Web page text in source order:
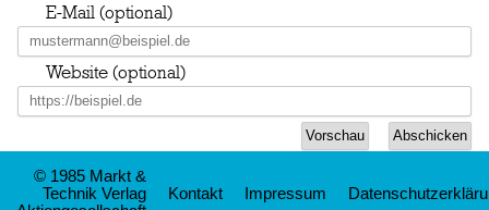
E-Mail (optional)
Website (optional)
© 1985 Markt &
Technik Verlag
Kontakt Impressum